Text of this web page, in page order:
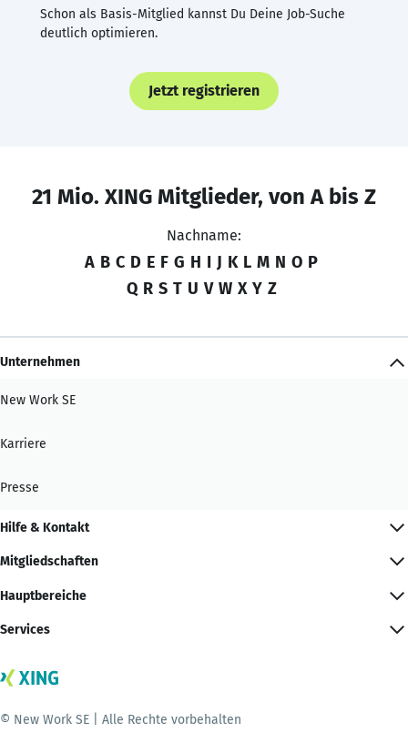
Schon als Basis-Mitglied kannst Du Deine Job-Suche
deutlich optimieren.
Jetzt registrieren
21 Mio. XING Mitglieder, von A bis Z
Nachname:
A B C D E F G H I J K L M N O P
Q R S T U V W X Y Z
Unternehmen
New Work SE
Karriere
Presse
Hilfe & Kontakt
Mitgliedschaften
Hauptbereiche
Services
© New Work SE | Alle Rechte vorbehalten